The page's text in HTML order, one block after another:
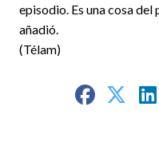
episodio. Es una cosa del
añadió.
(Télam)